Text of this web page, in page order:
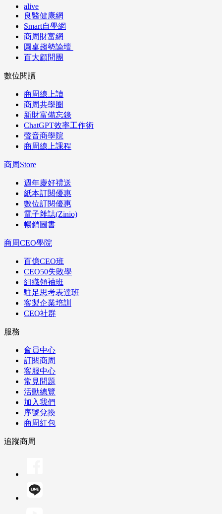
alive
良醫健康網
Smart自學網
商周財富網
圓桌趨勢論壇
百大顧問團
數位閱讀
商周線上讀
商周共學圈
新財富備忘錄
ChatGPT效率工作術
聲音商學院
商周線上課程
商周Store
週年慶好禮送
紙本訂閱優惠
數位訂閱優惠
電子雜誌(Zinio)
暢銷圖書
商周CEO學院
百億CEO班
CEO50失敗學
組織領袖班
駐足思考表達班
客製企業培訓
CEO社群
服務
會員中心
訂閱商周
客服中心
常見問題
活動總覽
加入我們
序號兌換
商周紅包
追蹤商周